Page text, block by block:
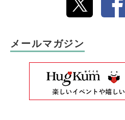
メールマガジン